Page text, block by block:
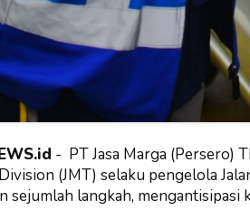
- PT Jasa Marga (Persero)
(JMT) selaku pengelola
sejumlah langkah,